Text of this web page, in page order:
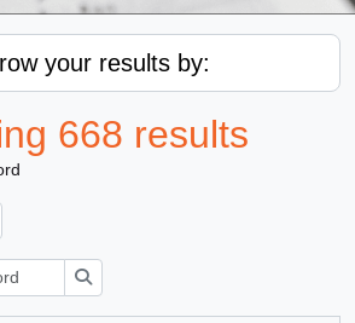
your results by:
668 results